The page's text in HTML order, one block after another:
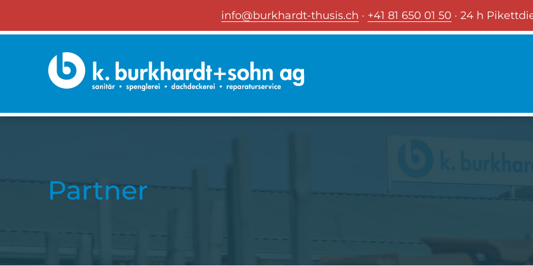
info@burkhardt-thusis.ch · +41 81 650 01 50 · 24 h
Partner